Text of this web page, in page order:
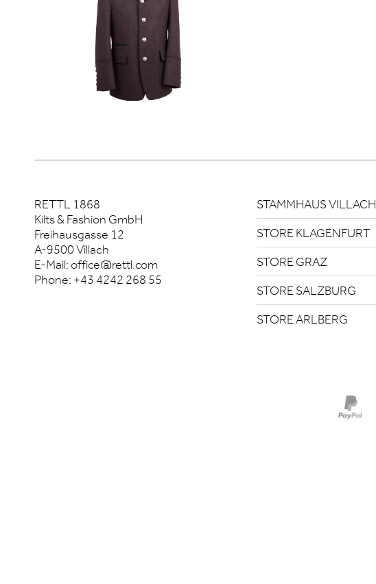
RETTL 1868
Kilts & Fashion GmbH
Freihausgasse 12
A-9500 Villach
E-Mail:office@rettl.com
Phone: +43 4242 268 55
STAMMHAUS VILLACH
STORE KLAGENFURT
STORE GRAZ
STORE SALZBURG
STORE ARLBERG